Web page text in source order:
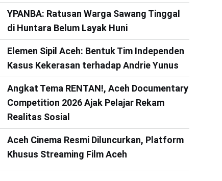
YPANBA: Ratusan Warga Sawang Tinggal
di Huntara Belum Layak Huni
Elemen Sipil Aceh: Bentuk Tim Independen
Kasus Kekerasan terhadap Andrie Yunus
Angkat Tema RENTAN!, Aceh Documentary
Competition 2026 Ajak Pelajar Rekam
Realitas Sosial
Aceh Cinema Resmi Diluncurkan, Platform
Khusus Streaming Film Aceh